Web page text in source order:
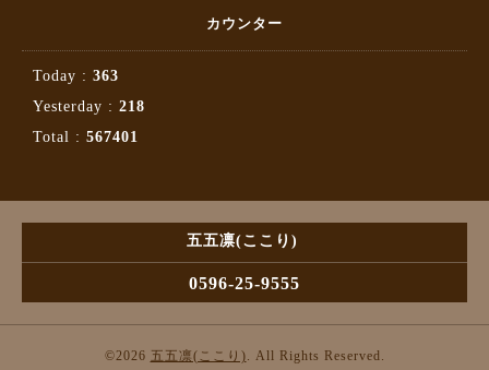
カウンター
Today : 363
Yesterday : 218
Total : 567401
五五凛(ここり)
0596-25-9555
©2026 五五凛(ここり). All Rights Reserved.